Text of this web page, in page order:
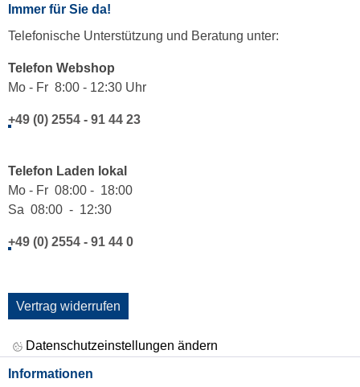
Immer für Sie da!
Telefonische Unterstützung und Beratung unter:
Telefon Webshop
Mo - Fr 8:00 - 12:30 Uhr
+49 (0) 2554 - 91 44 23
Telefon Laden lokal
Mo - Fr 08:00 - 18:00
Sa 08:00 - 12:30
+49 (0) 2554 - 91 44 0
Vertrag widerrufen
Datenschutzeinstellungen ändern
Informationen